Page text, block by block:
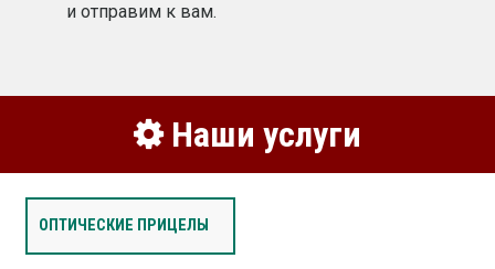
и отправим к вам.
Наши услуги
ОПТИЧЕСКИЕ ПРИЦЕЛЫ